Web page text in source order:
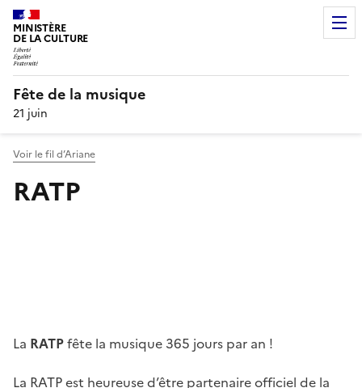
MINISTÈRE
DE LA CULTURE
Fête de la musique
21 juin
Voir le fil d’Ariane
RATP
La RATPfête la musique 365 jours par an !
La RATP est heureuse d’être partenaire officiel de la